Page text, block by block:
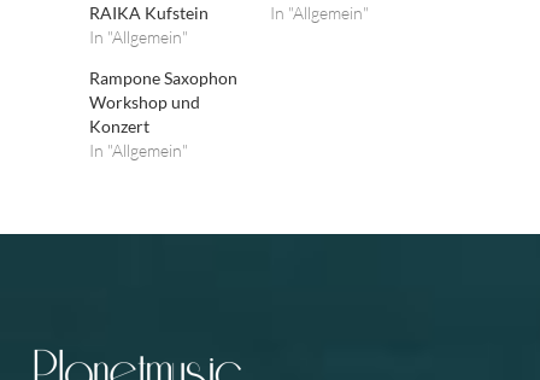
RAIKA Kufstein
In "Allgemein"
In "Allgemein"
Rampone Saxophon
Workshop und
Konzert
In "Allgemein"